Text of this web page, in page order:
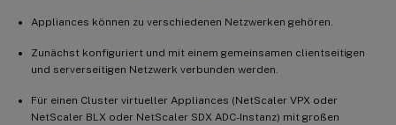
Appliances können zu verschiedenen Netzwerken gehören.
Zunächst konfiguriert und mit einem gemeinsamen clientseitigen
und serverseitigen Netzwerk verbunden werden.
Für einen Cluster virtueller Appliances (NetScaler VPX oder
NetScaler BLX oder NetScaler SDX ADC-Instanz) mit großen